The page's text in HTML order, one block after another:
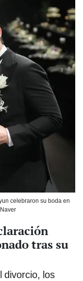
celebraron su boda en
tras su
divorcio, los